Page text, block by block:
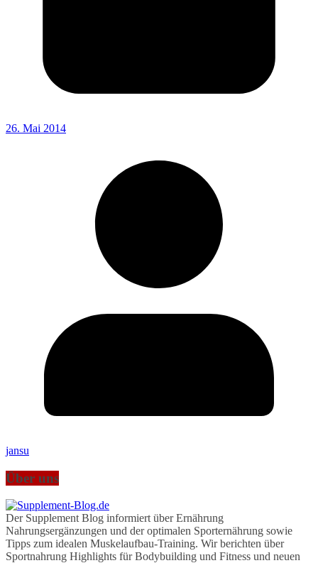
26. Mai 2014
jansu
Über uns
Der Supplement Blog informiert über Ernährung
Nahrungsergänzungen und der optimalen Sporternährung sowie
Tipps zum idealen Muskelaufbau-Training. Wir berichten über
Sportnahrung Highlights für Bodybuilding und Fitness und neuen